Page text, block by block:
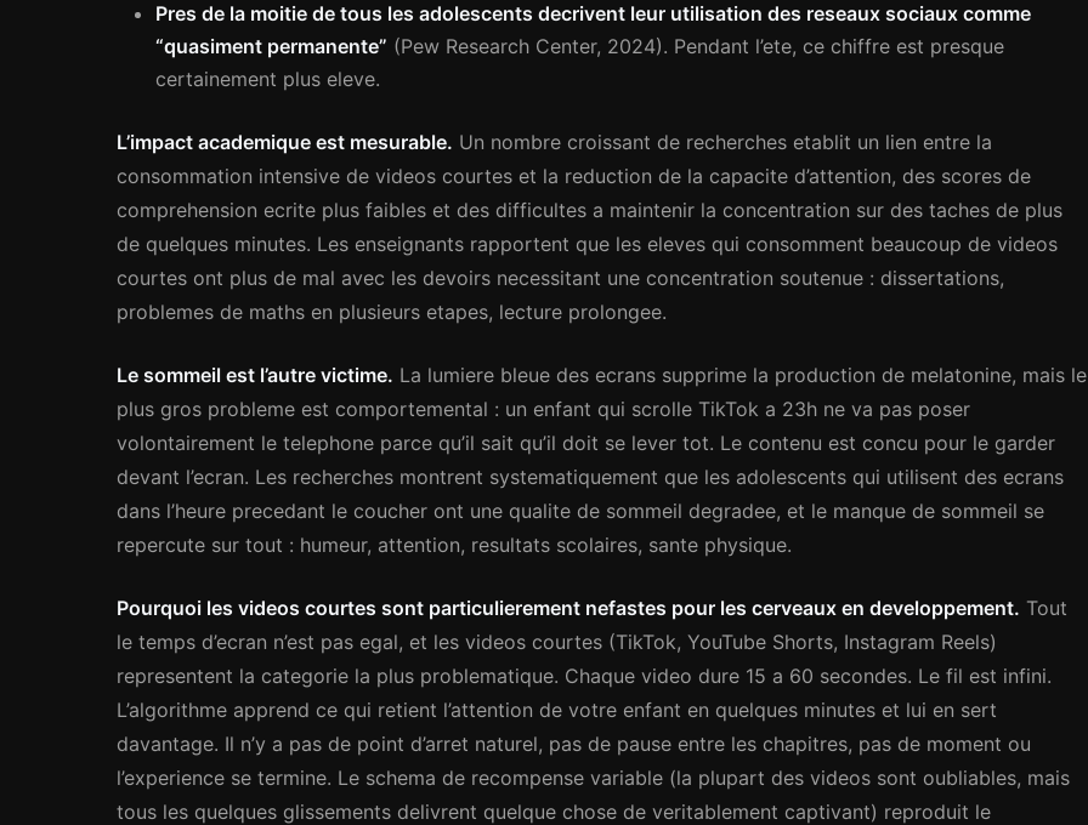
Pres de la moitie de tous les adolescents decrivent leur utilisation des reseaux sociaux comme
“quasiment permanente” (Pew Research Center, 2024). Pendant l’ete, ce chiffre est presque
certainement plus eleve.
L’impact academique est mesurable. Un nombre croissant de recherches etablit un lien entre la
consommation intensive de videos courtes et la reduction de la capacite d’attention, des scores de
comprehension ecrite plus faibles et des difficultes a maintenir la concentration sur des taches de plus
de quelques minutes. Les enseignants rapportent que les eleves qui consomment beaucoup de videos
courtes ont plus de mal avec les devoirs necessitant une concentration soutenue : dissertations,
problemes de maths en plusieurs etapes, lecture prolongee.
Le sommeil est l’autre victime. La lumiere bleue des ecrans supprime la production de melatonine, mais le
plus gros probleme est comportemental : un enfant qui scrolle TikTok a 23h ne va pas poser
volontairement le telephone parce qu’il sait qu’il doit se lever tot. Le contenu est concu pour le garder
devant l’ecran. Les recherches montrent systematiquement que les adolescents qui utilisent des ecrans
dans l’heure precedant le coucher ont une qualite de sommeil degradee, et le manque de sommeil se
repercute sur tout : humeur, attention, resultats scolaires, sante physique.
Pourquoi les videos courtes sont particulierement nefastes pour les cerveaux en developpement. Tout
le temps d’ecran n’est pas egal, et les videos courtes (TikTok, YouTube Shorts, Instagram Reels)
representent la categorie la plus problematique. Chaque video dure 15 a 60 secondes. Le fil est infini.
L’algorithme apprend ce qui retient l’attention de votre enfant en quelques minutes et lui en sert
davantage. Il n’y a pas de point d’arret naturel, pas de pause entre les chapitres, pas de moment ou
l’experience se termine. Le schema de recompense variable (la plupart des videos sont oubliables, mais
tous les quelques glissements delivrent quelque chose de veritablement captivant) reproduit le